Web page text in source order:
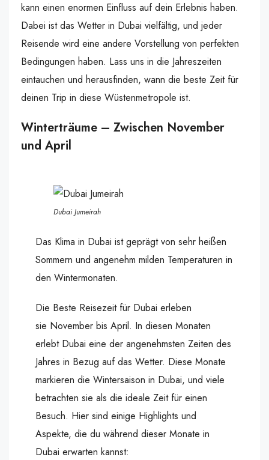
kann einen enormen Einfluss auf dein Erlebnis haben.
Dabei ist das Wetter in Dubai vielfältig, und jeder
Reisende wird eine andere Vorstellung von perfekten
Bedingungen haben. Lass uns in die Jahreszeiten
eintauchen und herausfinden, wann die beste Zeit für
deinen Trip in diese Wüstenmetropole ist.
Winterträume – Zwischen November
und April
Dubai Jumeirah
Das Klima in Dubai ist geprägt von sehr heißen
Sommern und angenehm milden Temperaturen in
den Wintermonaten.
Die Beste Reisezeit für Dubai erleben
sie November bis April. In diesen Monaten
erlebt Dubai eine der angenehmsten Zeiten des
Jahres in Bezug auf das Wetter. Diese Monate
markieren die Wintersaison in Dubai, und viele
betrachten sie als die ideale Zeit für einen
Besuch. Hier sind einige Highlights und
Aspekte, die du während dieser Monate in
Dubai erwarten kannst: